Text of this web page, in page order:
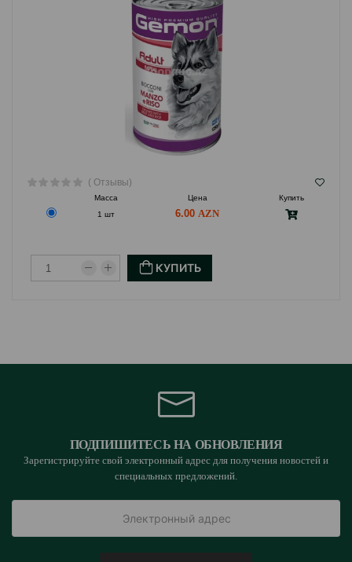
последние недели на 25% поддерживать увеличенную
дозу в течение всего периода кормления. Хранить в
прохладном и сухом месте.
( Отзывы)
Масса Цена
Купить
1 шт
6.00
КУПИТЬ
ПОДПИШИТЕСЬ НА ОБНОВЛЕНИЯ
Зарегистрируйте свой электронный адрес для получения новостей и
специальных предложений.